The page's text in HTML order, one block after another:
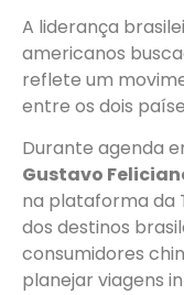
A liderança
americanos
reflete um
entre os dois
Durante agenda
Gustavo
na plataforma da
dos destinos
consumidores
planejar viagens